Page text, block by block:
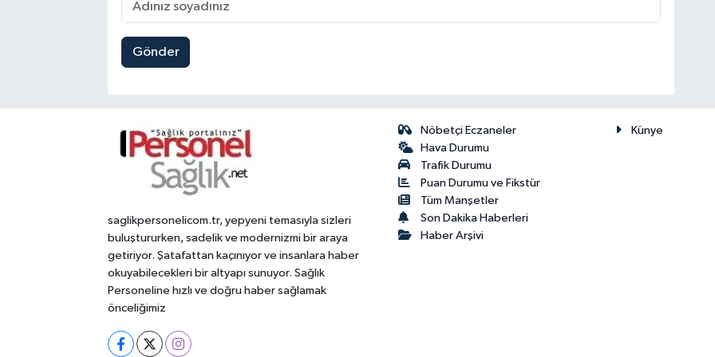
Gönder
saglikpersonelicom.tr, yepyeni temasıyla sizleri
buluştururken, sadelik ve modernizmi bir araya
getiriyor. Şatafattan kaçınıyor ve insanlara haber
okuyabilecekleri bir altyapı sunuyor. Sağlık
Personeline hızlı ve doğru haber sağlamak
önceliğimiz
Nöbetçi Eczaneler
Hava Durumu
Trafik Durumu
Puan Durumu ve Fikstür
Tüm Manşetler
Son Dakika Haberleri
Haber Arşivi
Künye